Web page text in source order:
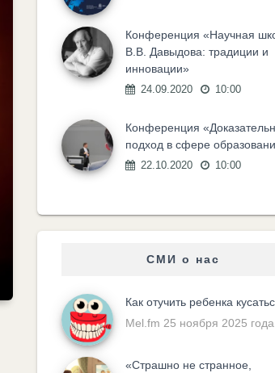
Конференция «Научная
В.В. Давыдова: традиции и
инновации»
24.09.2020 10:00
Конференция
подход в сфере
22.10.2020 10:00
СМИ о нас
Как отучить ребенка
Mel.fm 25 ноября 2025
«Cтрашно не странное,